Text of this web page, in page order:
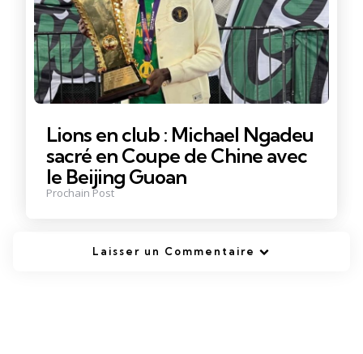
Lions en club : Michael Ngadeu
sacré en Coupe de Chine avec
le Beijing Guoan
Prochain Post
Laisser un Commentaire